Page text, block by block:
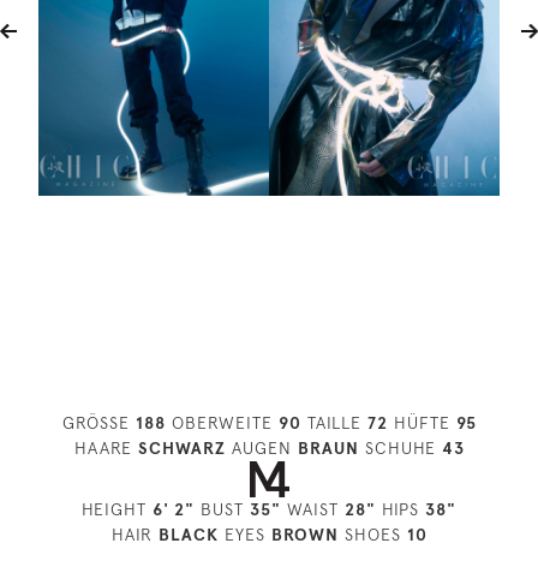
GRÖSSE 188 OBERWEITE 90 TAILLE 72 HÜFTE 95
HAARE SCHWARZ AUGEN BRAUN SCHUHE 43
HEIGHT 6' 2" BUST 35" WAIST 28" HIPS 38"
HAIR BLACK EYES BROWN SHOES 10